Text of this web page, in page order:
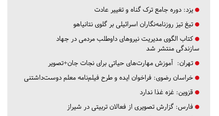
یزد: دوره جامع ترک گناه و تغییر عادت
تیغ تیز روزنامه‌نگاران اسرائیلی بر گلوی نتانیاهو
کتاب الگوی مدیریت نیروهای داوطلب مردمی در جهاد
سازندگی منتشر شد
تهران: آموزش مهارت‌های حیاتی برای نجات جان+تصویر
خراسان رضوی: فراخوان ایده و طرح فیلم‌نامه معلم دوست‌داشتنی
قزوین: غزه غذا ندارد
فارس: گزارش تصویری از فعالان تربیتی در شیراز